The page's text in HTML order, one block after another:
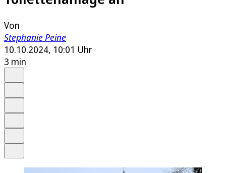
Von
Stephanie Peine
10.10.2024, 10:01 Uhr
3 min